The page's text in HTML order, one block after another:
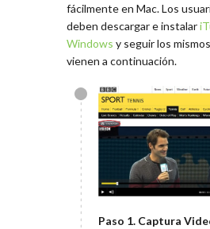
fácilmente en Mac. Los
deben descargar e instalar
Windows y seguir los
vienen a continuación.
Paso 1. Captura